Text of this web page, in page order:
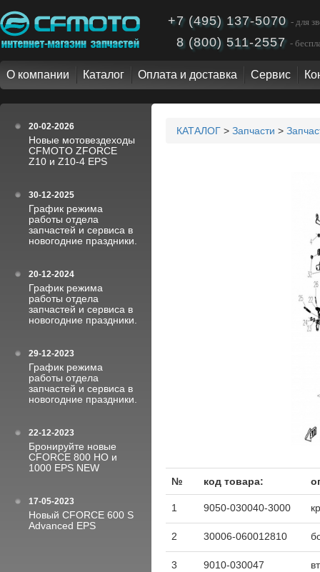
+7 (495) 137-5070 - для
8 (800) 511-2557 -
О компании Каталог Оплата и доставка Сервис
20-02-2026
Новые мотовездеходы
CFMOTO ZFORCE
Z10 и Z10-4 EPS
30-12-2025
График режима
работы отдела
запчастей и сервиса в
новогодние праздники.
20-12-2024
График режима
работы отдела
запчастей и сервиса в
новогодние праздники.
29-12-2023
График режима
работы отдела
запчастей и сервиса в
новогодние праздники.
22-12-2023
Бронируйте новые
CFORCE 800 HO и
1000 EPS NEW
17-05-2023
Новый CFORCE 600 S
Advanced EPS
КАТАЛОГ > Запчасти >
№ код товара:
1 9050-030040-3000
2 30006-060012810
3 9010-030047